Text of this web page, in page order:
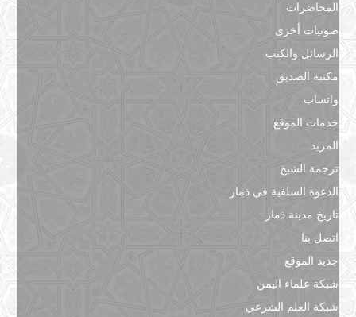
المحاضرات
صوتيات أخرى
الرسائل والكتب
مكتبة الصديق
واتساب
خدمات الموقع
المزيد
ترجمة الشيخ
الدعوة السلفية في ذمار
تاريخ مدينة ذمار
اتصل بنا
جديد الموقع
شبكة علماء اليمن
شبكة العلم الشرعي